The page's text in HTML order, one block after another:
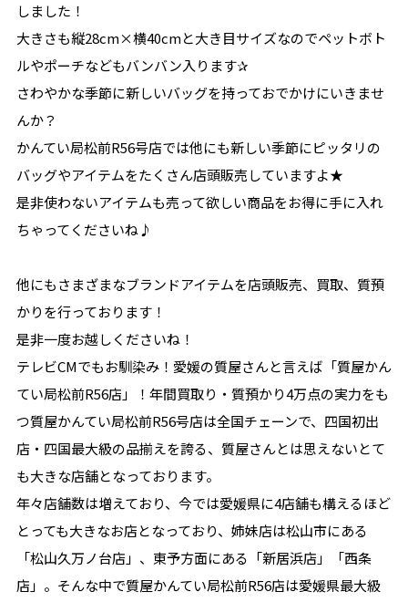
しました！
大きさも縦28cm×横40cmと大き目サイズなのでペットボト
ルやポーチなどもバンバン入ります✰
さわやかな季節に新しいバッグを持っておでかけにいきませ
んか？
かんてい局松前R56号店では他にも新しい季節にピッタリの
バッグやアイテムをたくさん店頭販売していますよ★
是非使わないアイテムも売って欲しい商品をお得に手に入れ
ちゃってくださいね♪
他にもさまざまなブランドアイテムを店頭販売、買取、質預
かりを行っております！
是非一度お越しくださいね！
テレビCMでもお馴染み！愛媛の質屋さんと言えば「質屋かん
てい局松前R56店」！年間買取り・質預かり4万点の実力をも
つ質屋かんてい局松前R56号店は全国チェーンで、四国初出
店・四国最大級の品揃えを誇る、質屋さんとは思えないとて
も大きな店舗となっております。
年々店舗数は増えており、今では愛媛県に4店舗も構えるほど
とっても大きなお店となっており、姉妹店は松山市にある
「松山久万ノ台店」、東予方面にある「新居浜店」「西条
店」。そんな中で質屋かんてい局松前R56店は愛媛県最大級